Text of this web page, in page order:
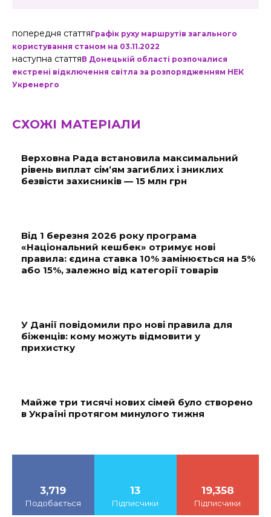
попередня статтяГрафік руху маршрутів загального
користування станом на 03.11.2022
наступна статтяВ Донецькій області розпочалися
екстрені відключення світла за розпорядженням НЕК
Укренерго
СХОЖІ МАТЕРІАЛИ
Верховна Рада встановила максимальний
рівень виплат сім’ям загиблих і зниклих
безвісти захисників — 15 млн грн
Від 1 березня 2026 року програма
«Національний кешбек» отримує нові
правила: єдина ставка 10% замінюється на 5%
або 15%, залежно від категорії товарів
У Данії повідомили про нові правила для
біженців: кому можуть відмовити у
прихистку
Майже три тисячі нових сімей було створено
в Україні протягом минулого тижня
3,719
Подобається
13
Підписчики
19,358
Підписчики